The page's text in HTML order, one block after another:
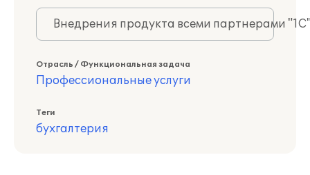
Внедрения продукта всеми партнерами
Отрасль / Функциональная задача
Профессиональные услуги
Теги
бухгалтерия